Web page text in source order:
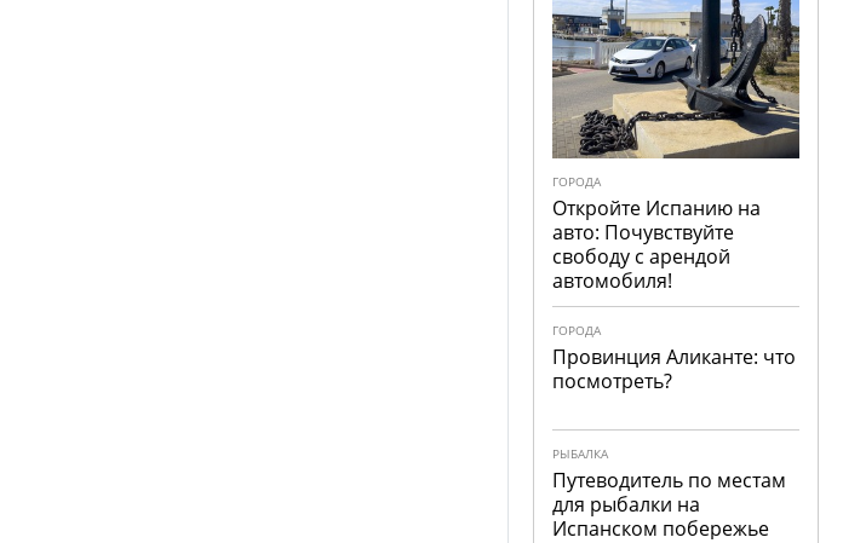
ГОРОДА
Откройте Испанию на
авто: Почувствуйте
свободу с арендой
автомобиля!
ГОРОДА
Провинция Аликанте: что
посмотреть?
РЫБАЛКА
Путеводитель по местам
для рыбалки на
Испанском побережье